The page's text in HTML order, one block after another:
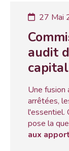
audit
capital
27 Mai
Une fusion
arrêtées,
l'essentiel.
pose la
aux